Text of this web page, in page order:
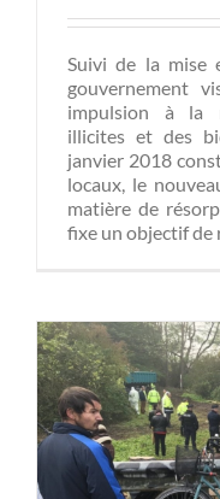
Suivi de la mise
gouvernement
impulsion à la
illicites et des
janvier 2018
locaux, le
matière de
fixe un objectif de